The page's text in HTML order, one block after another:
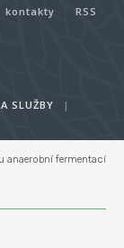
kontakty RSS
SLUŽBY
|
anaerobní fermentací